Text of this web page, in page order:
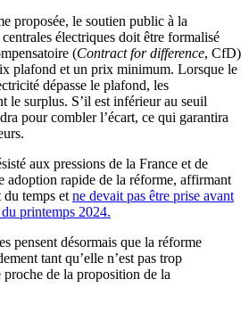
proposée, le soutien public à la
électriques doit être formalisé
(Contract for difference, CfD)
plafond et un prix minimum. Lorsque le
dépasse le plafond, les
le surplus. S’il est inférieur au seuil
pour combler l’écart, ce qui garantira
aux pressions de la France et de
adoption rapide de la réforme, affirmant
du temps et ne devait pas être prise avant
printemps 2024.
pensent désormais que la réforme
tant qu’elle n’est pas trop
proche de la proposition de la